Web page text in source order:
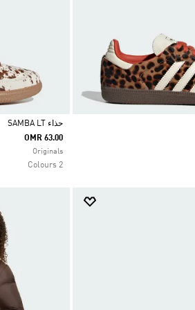
Selected
حذاء SAMBA LT
OMR 63.00
Originals
2 Colours